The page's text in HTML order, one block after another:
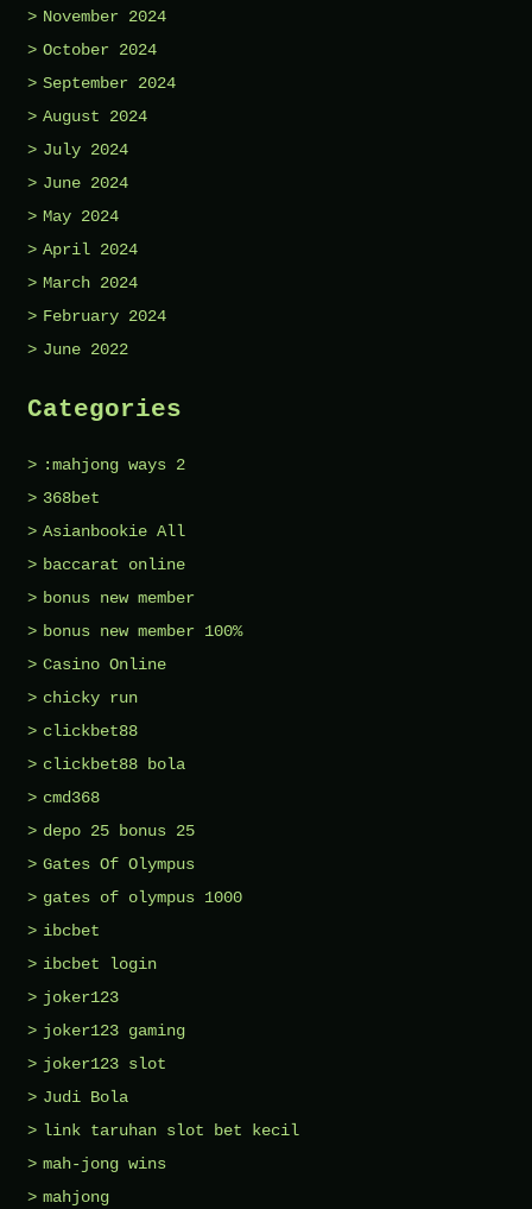
November 2024
October 2024
September 2024
August 2024
July 2024
June 2024
May 2024
April 2024
March 2024
February 2024
June 2022
Categories
:mahjong ways 2
368bet
Asianbookie All
baccarat online
bonus new member
bonus new member 100%
Casino Online
chicky run
clickbet88
clickbet88 bola
cmd368
depo 25 bonus 25
Gates Of Olympus
gates of olympus 1000
ibcbet
ibcbet login
joker123
joker123 gaming
joker123 slot
Judi Bola
link taruhan slot bet kecil
mah-jong wins
mahjong